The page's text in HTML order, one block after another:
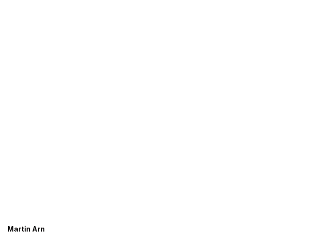
Martin Arn